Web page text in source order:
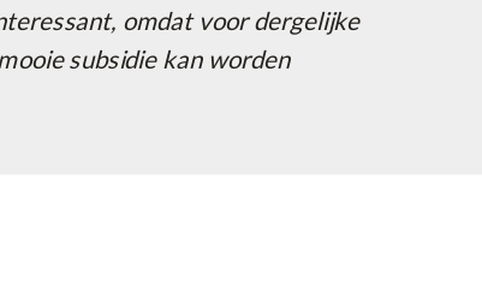
omdat voor dergelijke
subsidie kan worden